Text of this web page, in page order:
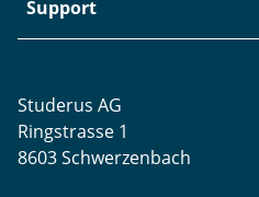
Aktuelle Jobs
Referenzen
Datenschutz
Swiss Service Pack
Zyxel-Partnerprogramm
Bezugsquellen
Garantieinformationen
Brands
Blog
Support
Projektunterstützung
WLAN-Ausmessung
Studerus AG
Ringstrasse 1
8603 Schwerzenbach